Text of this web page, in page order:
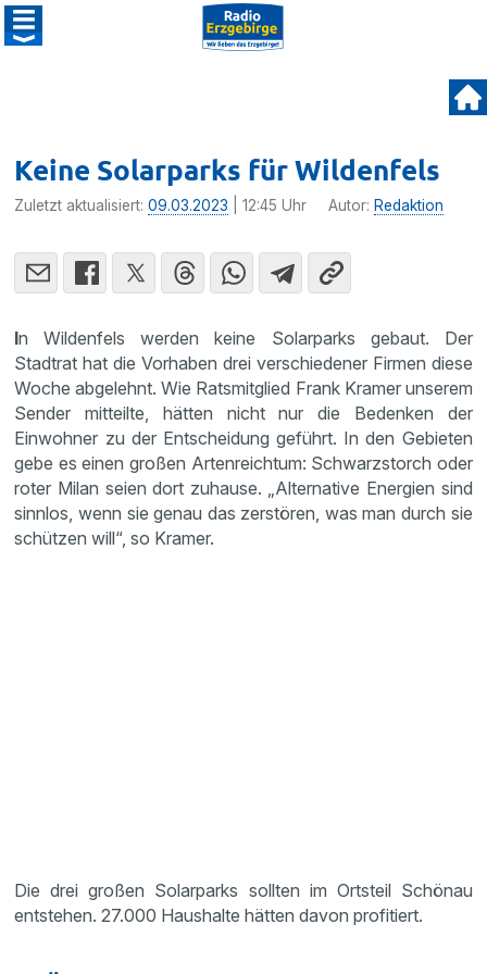
Keine Solarparks für Wildenfels
Zuletzt aktualisiert:09.03.2023 | 12:45 Uhr Autor: Redaktion
In Wildenfels werden keine Solarparks gebaut. Der
Stadtrat hat die Vorhaben drei verschiedener Firmen diese
Woche abgelehnt. Wie Ratsmitglied Frank Kramer unserem
Sender mitteilte, hätten nicht nur die Bedenken der
Einwohner zu der Entscheidung geführt. In den Gebieten
gebe es einen großen Artenreichtum: Schwarzstorch oder
roter Milan seien dort zuhause. „Alternative Energien sind
sinnlos, wenn sie genau das zerstören, was man durch sie
schützen will“, so Kramer.
Die drei großen Solarparks sollten im Ortsteil Schönau
entstehen. 27.000 Haushalte hätten davon profitiert.